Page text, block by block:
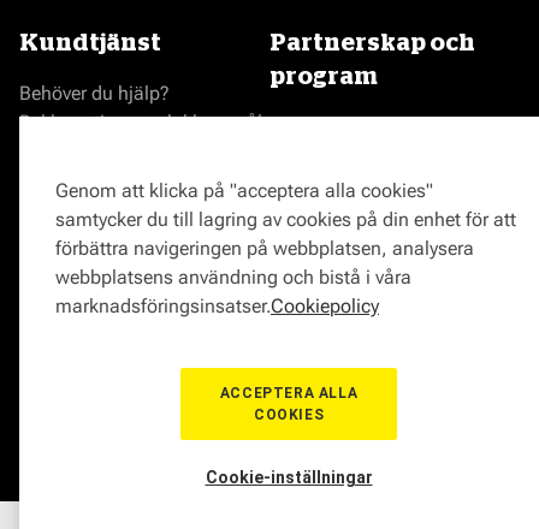
Kundtjänst
Behöver du hjälp?
Reklamationer och klagomål
Frågor om verkstäder?
Partnerskap och
program
Prisgaranti
Vägassistans
ProMeister
Onlinemagasin
0771-72 00 00
© Mekonomen Sverige 2026
Om Cookies
Genom att klicka på "acceptera alla cookies"
samtycker du till lagring av cookies på din enhet för att
förbättra navigeringen på webbplatsen, analysera
webbplatsens användning och bistå i våra
marknadsföringsinsatser.Cookiepolicy
ACCEPTERA ALLA
COOKIES
Cookie-inställningar